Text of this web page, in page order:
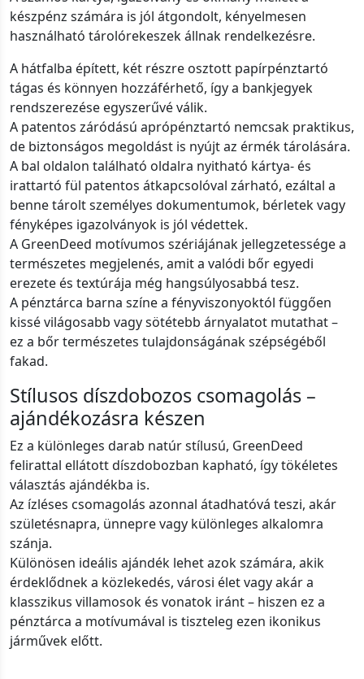
készpénz számára is jól átgondolt, kényelmesen
használható tárolórekeszek állnak rendelkezésre.
A hátfalba épített, két részre osztott papírpénztartó
tágas és könnyen hozzáférhető, így a bankjegyek
rendszerezése egyszerűvé válik.
A patentos záródású aprópénztartó nemcsak praktikus,
de biztonságos megoldást is nyújt az érmék tárolására.
A bal oldalon található oldalra nyitható kártya- és
irattartó fül patentos átkapcsolóval zárható, ezáltal a
benne tárolt személyes dokumentumok, bérletek vagy
fényképes igazolványok is jól védettek.
A GreenDeed motívumos szériájának jellegzetessége a
természetes megjelenés, amit a valódi bőr egyedi
erezete és textúrája még hangsúlyosabbá tesz.
A pénztárca barna színe a fényviszonyoktól függően
kissé világosabb vagy sötétebb árnyalatot mutathat –
ez a bőr természetes tulajdonságának szépségéből
fakad.
Stílusos díszdobozos csomagolás –
ajándékozásra készen
Ez a különleges darab natúr stílusú, GreenDeed
felirattal ellátott díszdobozban kapható, így tökéletes
választás ajándékba is.
Az ízléses csomagolás azonnal átadhatóvá teszi, akár
születésnapra, ünnepre vagy különleges alkalomra
szánja.
Különösen ideális ajándék lehet azok számára, akik
érdeklődnek a közlekedés, városi élet vagy akár a
klasszikus villamosok és vonatok iránt – hiszen ez a
pénztárca a motívumával is tiszteleg ezen ikonikus
járművek előtt.